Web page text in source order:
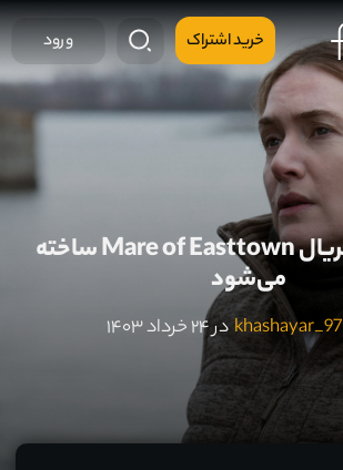
خرید اشتراک ورود
فصل دوم سریال Mare of Easttown ساخته
می‌شود
khashayar_97در ۲۴ خرداد ۱۴۰۳